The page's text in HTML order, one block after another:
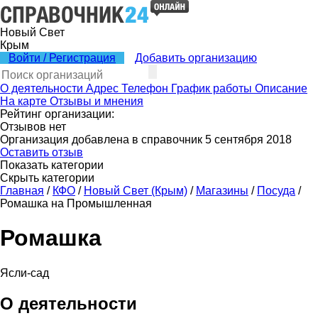
Новый Свет
Крым
Войти / Регистрация
Добавить организацию
О деятельности Адрес Телефон График работы Описание
На карте Отзывы и мнения
Рейтинг организации:
Отзывов нет
Организация добавлена в справочник 5 сентября 2018
Оставить отзыв
Показать категории
Скрыть категории
Главная / КФО / Новый Свет (Крым) / Магазины / Посуда /
Ромашка на Промышленная
Ромашка
Ясли-сад
О деятельности